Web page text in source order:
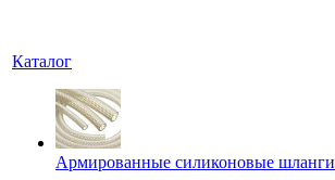
Каталог
Армированные силиконовые шланги